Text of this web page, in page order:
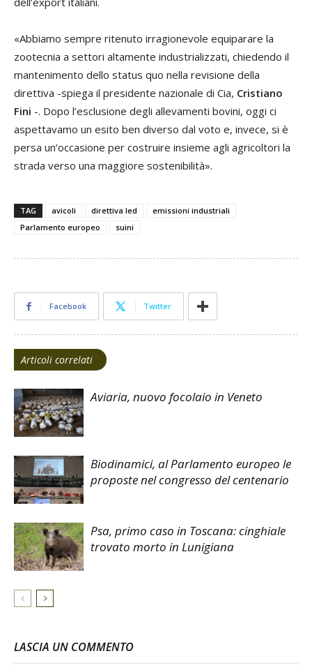
«Abbiamo sempre ritenuto irragionevole equiparare la
zootecnia a settori altamente industrializzati, chiedendo il
mantenimento dello status quo nella revisione della
direttiva -spiega il presidente nazionale di Cia, Cristiano
Fini -. Dopo l’esclusione degli allevamenti bovini, oggi ci
aspettavamo un esito ben diverso dal voto e, invece, si è
persa un’occasione per costruire insieme agli agricoltori la
strada verso una maggiore sostenibilità».
TAG avicoli direttiva Ied
emissioni industriali
Parlamento europeo
suini
Facebook Twitter
Articoli correlati
Aviaria, nuovo focolaio in Veneto
Biodinamici, al Parlamento europeo le
proposte nel congresso del centenario
Psa, primo caso in Toscana: cinghiale
trovato morto in Lunigiana
LASCIA UN COMMENTO